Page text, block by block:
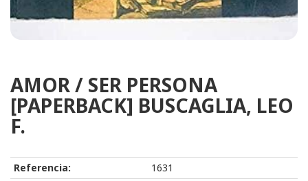
AMOR / SER PERSONA
[PAPERBACK] BUSCAGLIA, LEO
F.
Referencia:
1631